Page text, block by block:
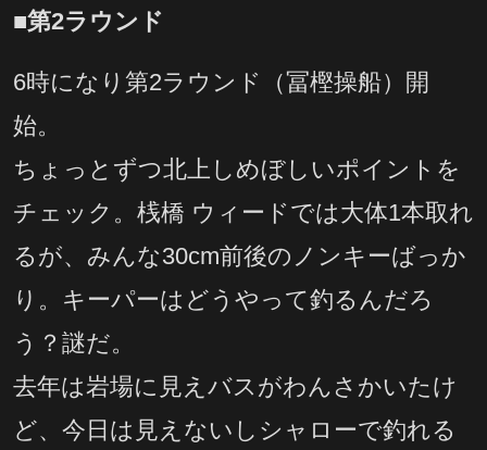
■第2ラウンド
6時になり第2ラウンド（冨樫操船）開
始。
ちょっとずつ北上しめぼしいポイントを
チェック。桟橋 ウィードでは大体1本取れ
るが、みんな30cm前後のノンキーばっか
り。キーパーはどうやって釣るんだろ
う？謎だ。
去年は岩場に見えバスがわんさかいたけ
ど、今日は見えないしシャローで釣れる